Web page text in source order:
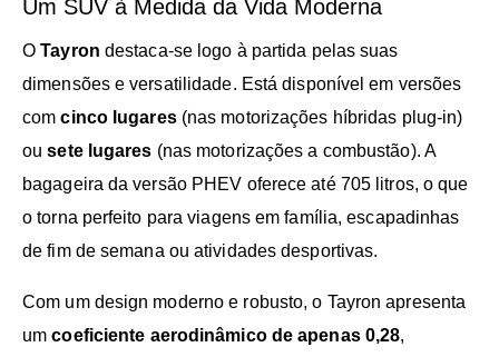
Um SUV à Medida da Vida Moderna
OTayron destaca-se logo à partida pelas suas
dimensões e versatilidade. Está disponível em versões
comcinco lugares(nas motorizações híbridas plug-in)
ousete lugares (nas motorizações a combustão). A
bagageira da versão PHEV oferece até 705 litros, o que
o torna perfeito para viagens em família, escapadinhas
de fim de semana ou atividades desportivas.
Com um design moderno e robusto, o Tayron apresenta
umcoeficiente aerodinâmico de apenas 0,28,